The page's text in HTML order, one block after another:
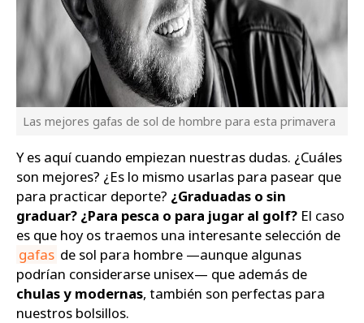
Las mejores gafas de sol de hombre para esta primavera
Y es aquí cuando empiezan nuestras dudas. ¿Cuáles
son mejores? ¿Es lo mismo usarlas para pasear que
para practicar deporte? ¿Graduadas o sin
graduar? ¿Para pesca o para jugar al golf? El caso
es que hoy os traemos una interesante selección de
gafas de sol para hombre —aunque algunas
podrían considerarse unisex— que además de
chulas y modernas, también son perfectas para
nuestros bolsillos.